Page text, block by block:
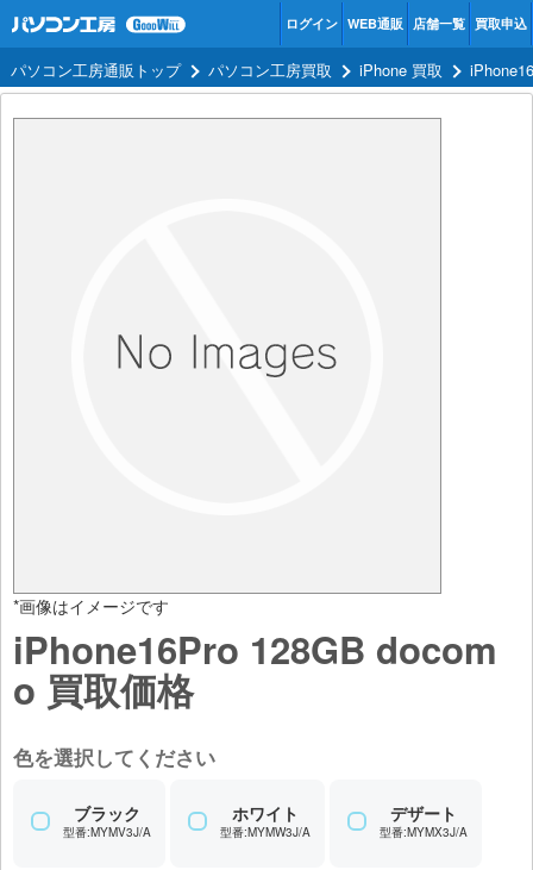
ログイン WEB通販 店舗一覧 買取申込
パソコン工房通販トップ パソコン工房買取 iPhone 買取
*画像はイメージです
iPhone16Pro 128GB docom
o 買取価格
色を選択してください
ブラック
型番:MYMV3J/A
ホワイト
型番:MYMW3J/A
デザート
型番:MYMX3J/A